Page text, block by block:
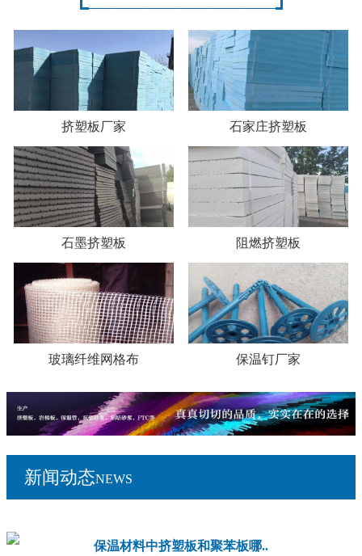
挤塑板厂家 石家庄挤塑板
石墨挤塑板 阻燃挤塑板
玻璃纤维网格布 保温钉厂家
新闻动态NEWS
保温材料中挤塑板和聚苯板哪..